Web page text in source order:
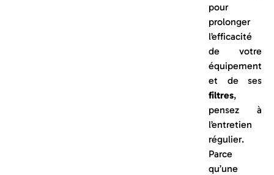
pour
prolonger
l’efficacité
de votre
équipement
et de ses
filtres,
pensez à
l’entretien
régulier.
Parce
qu’une